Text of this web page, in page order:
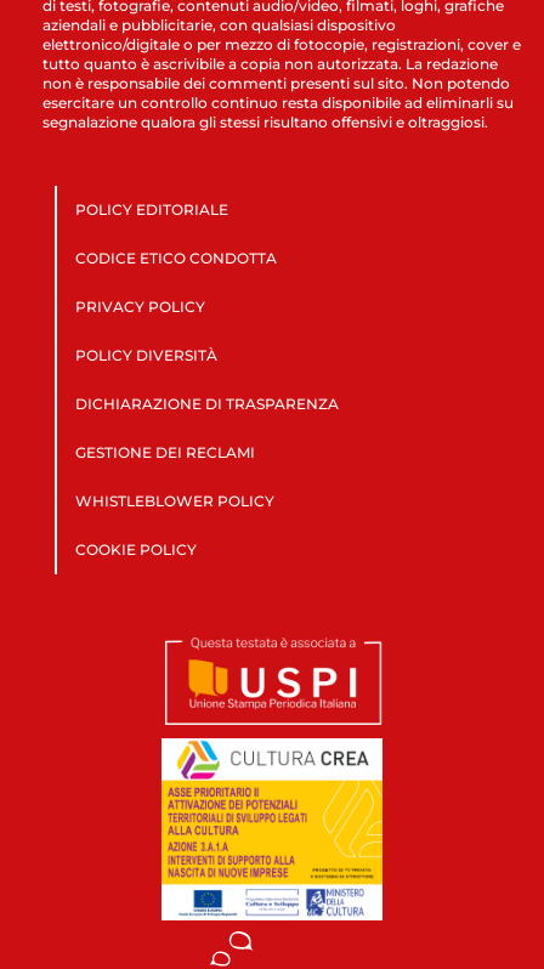
di testi, fotografie, contenuti audio/video, filmati, loghi, grafiche
aziendali e pubblicitarie, con qualsiasi dispositivo
elettronico/digitale o per mezzo di fotocopie, registrazioni, cover e
tutto quanto è ascrivibile a copia non autorizzata. La redazione
non è responsabile dei commenti presenti sul sito. Non potendo
esercitare un controllo continuo resta disponibile ad eliminarli su
segnalazione qualora gli stessi risultano offensivi e oltraggiosi.
POLICY EDITORIALE
CODICE ETICO CONDOTTA
PRIVACY POLICY
POLICY DIVERSITÀ
DICHIARAZIONE DI TRASPARENZA
GESTIONE DEI RECLAMI
WHISTLEBLOWER POLICY
COOKIE POLICY